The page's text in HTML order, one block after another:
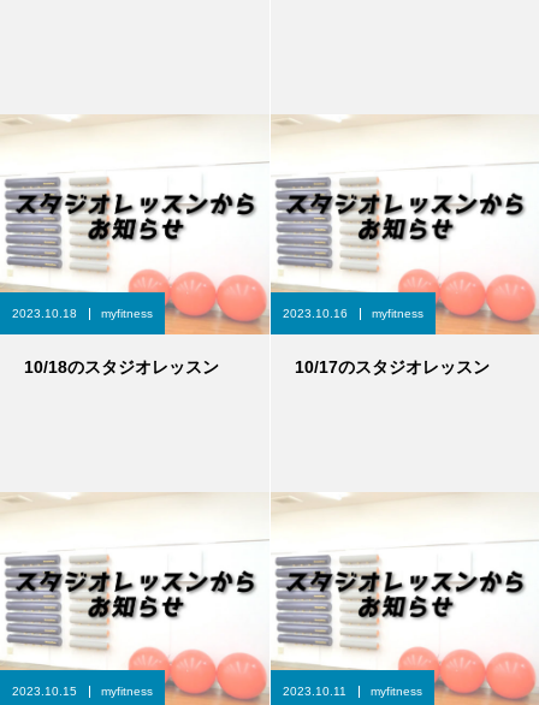
2023.10.18 myfitness
10/18のスタジオレッスン
2023.10.16 myfitness
10/17のスタジオレッスン
2023.10.15 myfitness 2023.10.11 myfitness